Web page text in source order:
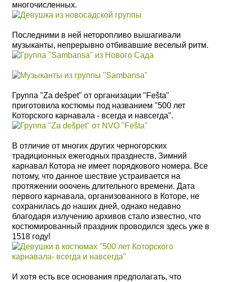
многочисленных.
Последними в ней неторопливо вышагивали
музыканты, непрерывно отбивавшие веселый ритм.
Группа "Za dešpet" от организации "Fešta"
приготовила костюмы под названием "500 лет
Которского карнавала - всегда и навсегда".
В отличие от многих других черногорских
традиционных ежегодных празднеств, Зимний
карнавал Котора не имеет порядкового номера. Все
потому, что данное шествие устраивается на
протяжении ооочень длительного времени. Дата
первого карнавала, организованного в Которе, не
сохранилась до наших дней, однако недавно
благодаря излучению архивов стало известно, что
костюмированный праздник проводился здесь уже в
1518 году!
И хотя есть все основания предполагать, что